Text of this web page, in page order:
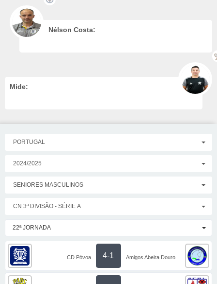
Nélson Costa:
Mide:
PORTUGAL
2024/2025
SENIORES MASCULINOS
CN 3ª DIVISÃO - SÉRIE A
22ª JORNADA
CD Póvoa 4-1 Amigos Abeira Douro